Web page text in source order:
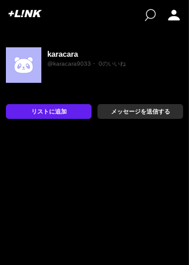
+L!NK
karacara
@karacara9033・ 0のいいね
リストに追加 メッセージを送信する